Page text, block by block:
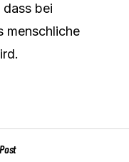
dass bei
menschliche